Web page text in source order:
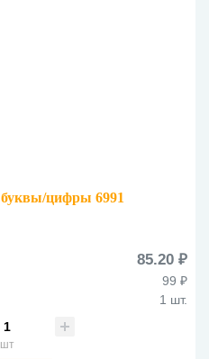
цифры 6991
85.20 ₽
99 ₽
1 шт.
шт